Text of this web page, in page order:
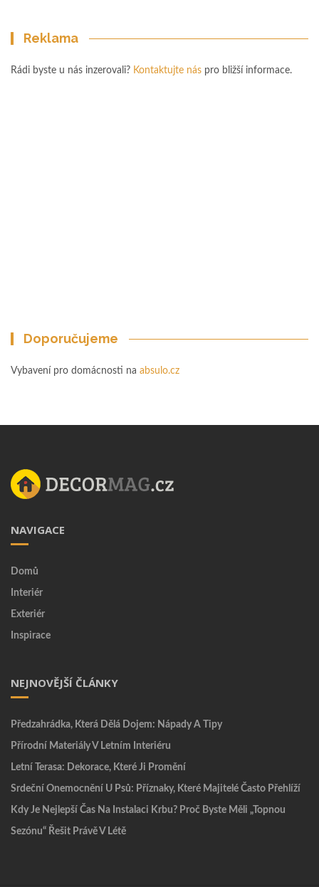
Reklama
Rádi byste u nás inzerovali? Kontaktujte nás pro bližší informace.
Doporučujeme
Vybavení pro domácnosti na absulo.cz
NAVIGACE
Domů
Interiér
Exteriér
Inspirace
NEJNOVĚJŠÍ ČLÁNKY
Předzahrádka, Která Dělá Dojem: Nápady A Tipy
Přírodní Materiály V Letním Interiéru
Letní Terasa: Dekorace, Které Ji Promění
Srdeční Onemocnění U Psů: Příznaky, Které Majitelé Často Přehlíží
Kdy Je Nejlepší Čas Na Instalaci Krbu? Proč Byste Měli „topnou
Sezónu“ Řešit Právě V Létě